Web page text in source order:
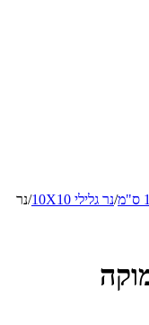
נר גלילי 10X10 /נר